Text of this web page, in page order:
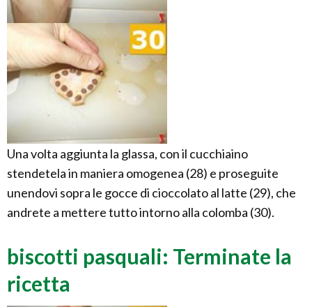
Una volta aggiunta la glassa, con il cucchiaino
stendetela in maniera omogenea (28) e proseguite
unendovi sopra le gocce di cioccolato al latte (29), che
andrete a mettere tutto intorno alla colomba (30).
biscotti pasquali: Terminate la
ricetta